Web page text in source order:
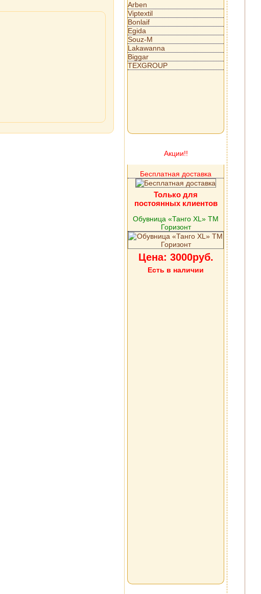
Arben
Viptextil
Bonlaif
Egida
Souz-M
Lakawanna
Biggar
TEXGROUP
Акции!!
Бесплатная доставка
Только для
постоянных клиентов
Обувница «Танго XL» ТМ
Горизонт
Цена: 3000руб.
Есть в наличии